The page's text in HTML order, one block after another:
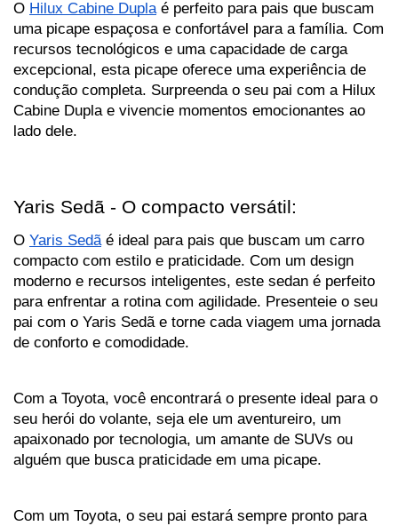
O Hilux Cabine Dupla é perfeito para pais que buscam
uma picape espaçosa e confortável para a família. Com
recursos tecnológicos e uma capacidade de carga
excepcional, esta picape oferece uma experiência de
condução completa. Surpreenda o seu pai com a Hilux
Cabine Dupla e vivencie momentos emocionantes ao
lado dele.
Yaris Sedã - O compacto versátil:
O Yaris Sedã é ideal para pais que buscam um carro
compacto com estilo e praticidade. Com um design
moderno e recursos inteligentes, este sedan é perfeito
para enfrentar a rotina com agilidade. Presenteie o seu
pai com o Yaris Sedã e torne cada viagem uma jornada
de conforto e comodidade.
Com a Toyota, você encontrará o presente ideal para o
seu herói do volante, seja ele um aventureiro, um
apaixonado por tecnologia, um amante de SUVs ou
alguém que busca praticidade em uma picape.
Com um Toyota, o seu pai estará sempre pronto para